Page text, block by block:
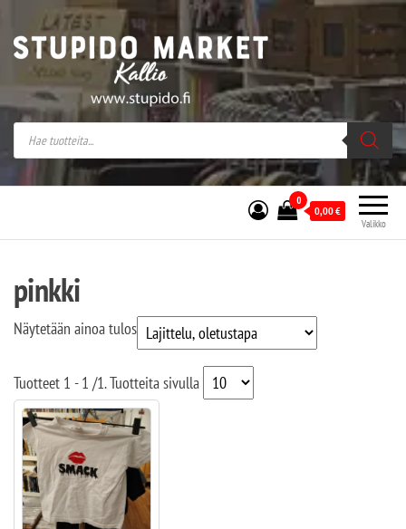
Stupido Market – verkossa ja kivijalassa
Stupido Market on vaihtoehtomusaan
erikoistunut verkko- sekä
kivijalkakauppa Helsingissä Kallion
sydämessä.
Valikko
0
0,00€
pinkki
Näytetään ainoa tulos
Tuotteet 1 - 1 /1. Tuotteita sivulla